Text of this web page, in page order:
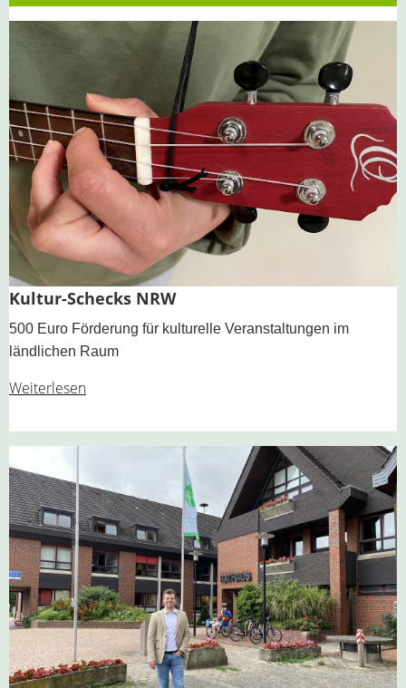
Kultur-Schecks NRW
500 Euro Förderung für kulturelle Veranstaltungen im
ländlichen Raum
Weiterlesen